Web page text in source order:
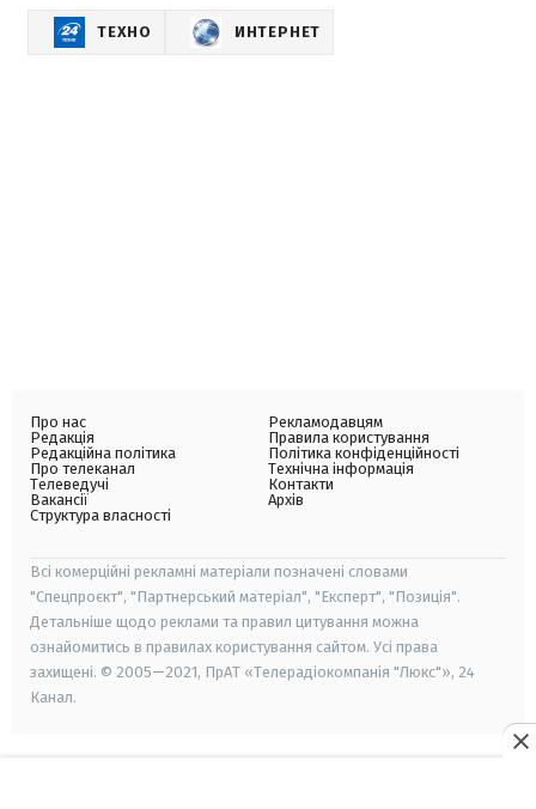
ТЕХНО ИНТЕРНЕТ
Про нас
Редакція
Редакційна політика
Про телеканал
Телеведучі
Вакансії
Структура власності
Рекламодавцям
Правила користування
Політика конфіденційності
Технічна інформація
Контакти
Архів
Всі комерційні рекламні матеріали позначені словами
"Спецпроєкт", "Партнерський матеріал", "Експерт", "Позиція".
Детальніше щодо реклами та правил цитування можна
ознайомитись в правилах користування сайтом. Усі права
захищені. © 2005—2021, ПрАТ «Телерадіокомпанія "Люкс"», 24
Канал.